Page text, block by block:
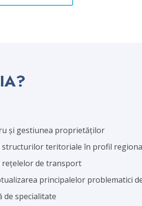
și gestiunea proprietăților
structurilor teritoriale în profil
rețelelor de transport
principalelor problematici
de specialitate